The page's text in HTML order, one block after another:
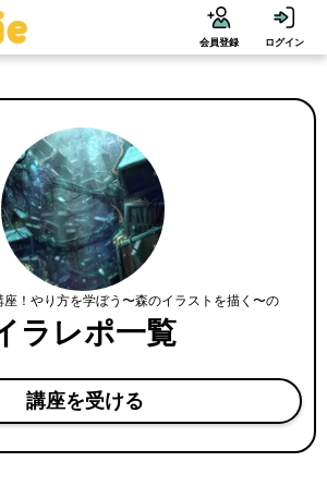
会員登録 ログイン
座！やり方を学ぼう〜森のイラストを描く〜の
ラレポ一覧
講座を受ける